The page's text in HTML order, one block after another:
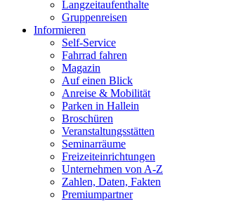
Langzeitaufenthalte
Gruppenreisen
Informieren
Self-Service
Fahrrad fahren
Magazin
Auf einen Blick
Anreise & Mobilität
Parken in Hallein
Broschüren
Veranstaltungsstätten
Seminarräume
Freizeiteinrichtungen
Unternehmen von A-Z
Zahlen, Daten, Fakten
Premiumpartner